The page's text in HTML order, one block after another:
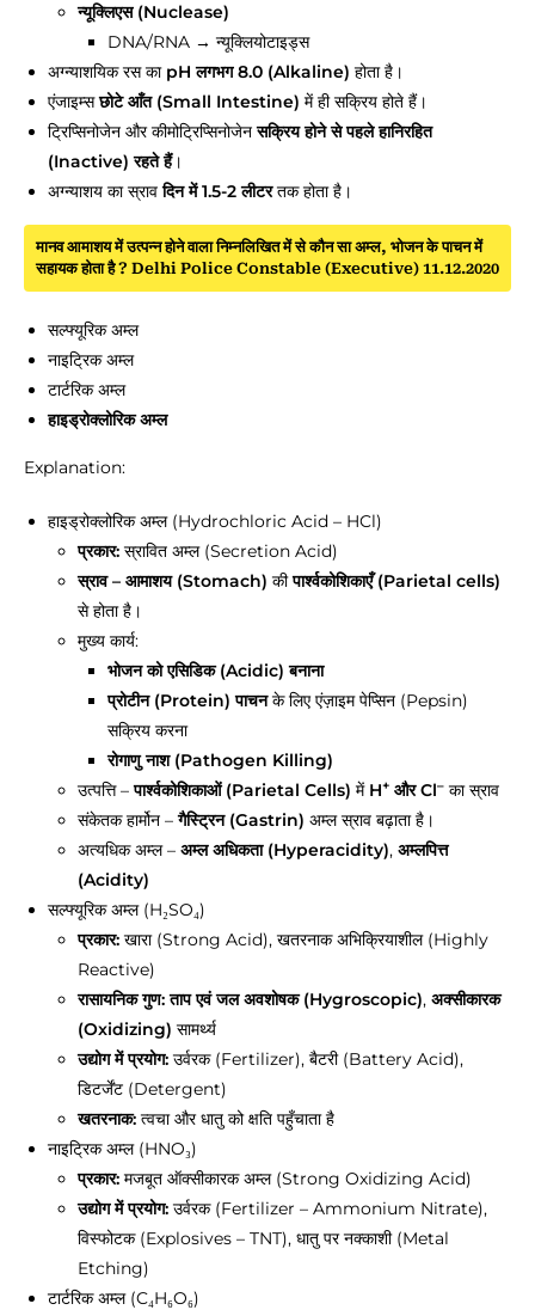
न्यूक्लिएस (Nuclease)
DNA/RNA → न्यूक्लियोटाइड्स
अग्न्याशयिक रस का pH लगभग 8.0 (Alkaline) होता है।
एंजाइम्सछोटे आँत (Small Intestine) में ही सक्रिय होते हैं।
ट्रिप्सिनोजेन और कीमोट्रिप्सिनोजेनसक्रिय होने से पहले हानिरहित
(Inactive) रहते हैं।
अग्न्याशय का स्रावदिन में 1.5-2 लीटरतक होता है।
मानव आमाशय में उत्पन्न होने वाला निम्नलिखित में से कौन सा अम्ल, भोजन के पाचन में
सहायक होता है ? Delhi Police Constable (Executive) 11.12.2020
सल्फ्यूरिक अम्ल
नाइट्रिक अम्ल
टार्टरिक अम्ल
हाइड्रोक्लोरिक अम्ल
Explanation:
हाइड्रोक्लोरिक अम्ल (Hydrochloric Acid – HCl)
प्रकार: स्रावित अम्ल (Secretion Acid)
स्राव – आमाशय (Stomach) कीपार्श्वकोशिकाएँ (Parietal cells)
से होता है।
मुख्य कार्य:
भोजन को एसिडिक (Acidic) बनाना
प्रोटीन (Protein) पाचनके लिए एंज़ाइम पेप्सिन (Pepsin)
सक्रिय करना
रोगाणु नाश (Pathogen Killing)
उत्पत्ति –पार्श्वकोशिकाओं (Parietal Cells) में H+ और Cl– का स्राव
संकेतक हार्मोन –गैस्ट्रिन (Gastrin) अम्ल स्राव बढ़ाता है।
अत्यधिक अम्ल – अम्ल अधिकता (Hyperacidity), अम्लपित्त
(Acidity)
सल्फ्यूरिक अम्ल (H₂SO₄)
प्रकार: खारा (Strong Acid), खतरनाक अभिक्रियाशील (Highly
Reactive)
रासायनिक गुण: ताप एवं जल अवशोषक (Hygroscopic), अक्सीकारक
(Oxidizing) सामर्थ्य
उद्योग में प्रयोग: उर्वरक (Fertilizer), बैटरी (Battery Acid),
डिटर्जेंट (Detergent)
खतरनाक: त्वचा और धातु को क्षति पहुँचाता है
नाइट्रिक अम्ल (HNO₃)
प्रकार: मजबूत ऑक्सीकारक अम्ल (Strong Oxidizing Acid)
उद्योग में प्रयोग: उर्वरक (Fertilizer – Ammonium Nitrate),
विस्फोटक (Explosives – TNT), धातु पर नक्काशी (Metal
Etching)
टार्टरिक अम्ल (C₄H₆O₆)